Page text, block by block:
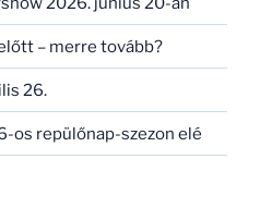
– merre tovább?
26.
os repülőnap-szezon elé